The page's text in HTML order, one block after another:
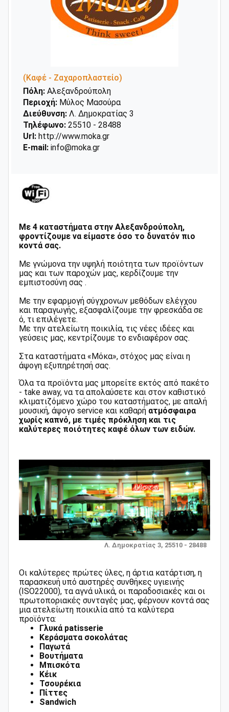
(Καφέ - Ζαχαροπλαστείο)
Πόλη: Αλεξανδρούπολη
Περιοχή: Μύλος Μασούρα
Διεύθυνση: Λ. Δημοκρατίας 3
Τηλέφωνο: 25510 - 28488
Url: http://www.moka.gr
E-mail: info@moka.gr
Με 4 καταστήματα στην Αλεξανδρούπολη,
φροντίζουμε να είμαστε όσο το δυνατόν πιο
κοντά σας.
Με γνώμονα την υψηλή ποιότητα των προϊόντων
μας και των παροχών μας, κερδίζουμε την
εμπιστοσύνη σας .
Με την εφαρμογή σύγχρονων μεθόδων ελέγχου
και παραγωγής, εξασφαλίζουμε την φρεσκάδα σε
ό, τι επιλέγετε.
Με την ατελείωτη ποικιλία, τις νέες ιδέες και
γεύσεις μας, κεντρίζουμε το ενδιαφέρον σας.
Στα καταστήματα «Μόκα», στόχος μας είναι η
άψογη εξυπηρέτησή σας.
Όλα τα προϊόντα μας μπορείτε εκτός από πακέτο
- take away, να τα απολαύσετε και στον καθιστικό
κλιματιζόμενο χώρο του καταστήματος, με απαλή
μουσική, άψογο service και καθαρή ατμόσφαιρα
χωρίς καπνό, με τιμές πρόκληση και τις
καλύτερες ποιότητες καφέ όλων των ειδών.
Λ. Δημοκρατίας 3, 25510 - 28488
Οι καλύτερες πρώτες ύλες, η άρτια κατάρτιση, η
παρασκευή υπό αυστηρές συνθήκες υγιεινής
(ISO22000), τα αγνά υλικά, οι παραδοσιακές και οι
πρωτοποριακές συνταγές μας, φέρνουν κοντά σας
μια ατελείωτη ποικιλία από τα καλύτερα
προϊόντα:
Γλυκά patisserie
Κεράσματα σοκολάτας
Παγωτά
Βουτήματα
Μπισκότα
Κέικ
Τσουρέκια
Πίττες
Sandwich